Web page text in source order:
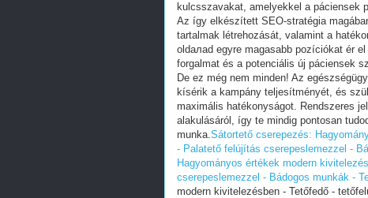
kulcsszavakat, amelyekkel a páciensek
Az így elkészített SEO-stratégia
tartalmak létrehozását, valamint a
oldалad egyre magasabb pozíciókat ér
forgalmat és a potenciális új páciensek
De ez még nem minden! Az
kísérik a kampány teljesítményét, és
maximális hatékonyságot. Rendszeres
alakulásáról, így te mindig pontosan
munka.Sátortető cserepezés:
- Palatető felújítás cserepeslemezzel -
Hagyományos értékek modern
cserepeslemezzel - Bádogos munkák -
modern kivitelezésben - Tetőfedő -